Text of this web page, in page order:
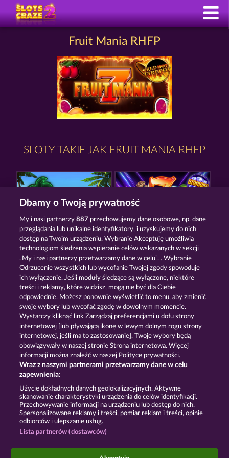
Fruit Mania RHFP
SLOTY TAKIE JAK FRUIT MANIA RHFP
MALLORCA WILDS
BLAZING STAR
Zasady i warunki Polityka prywatności
Nota prawna Firma FAQ Facebook
Prześlij wniosek o wypłatę
Gry społecznościowe mają przeznaczenie czysto
Dbamy o Twoją prywatność
My i nasi partnerzy887 przechowujemy dane osobowe, np. dane
przeglądania lub unikalne identyfikatory, i uzyskujemy do nich
dostęp na Twoim urządzeniu. Wybranie Akceptuję umożliwia
technologiom śledzenia wspieranie celów wskazanych w sekcji
„My i nasi partnerzy przetwarzamy dane w celu”. . Wybranie
Odrzucenie wszystkich lub wycofanie Twojej zgody spowoduje
ich wyłączenie. Jeśli moduły śledzące są wyłączone, niektóre
treści i reklamy, które widzisz, mogą nie być dla Ciebie
odpowiednie. Możesz ponownie wyświetlić to menu, aby zmienić
swoje wybory lub wycofać zgodę w dowolnym momencie.
Wystarczy kliknąć link Zarządzaj preferencjami u dołu strony
internetowej [lub pływającą ikonę w lewym dolnym rogu strony
internetowej, jeśli ma to zastosowanie]. Twoje wybory będą
obowiązywały w naszej stronie Strona internetowa. Więcej
informacji można znaleźć w naszej Polityce prywatności.
Wraz z naszymi partnerami przetwarzamy dane w celu
zapewnienia:
Użycie dokładnych danych geolokalizacyjnych. Aktywne
skanowanie charakterystyki urządzenia do celów identyfikacji.
Przechowywanie informacji na urządzeniu lub dostęp do nich.
Spersonalizowane reklamy i treści, pomiar reklam i treści, opinie
odbiorców i ulepszanie usług.
Lista partnerów (dostawców)